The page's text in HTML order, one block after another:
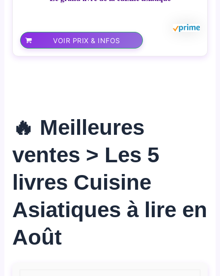
VOIR PRIX & INFOS
🔥 Meilleures
ventes > Les 5
livres Cuisine
Asiatiques à lire en
Août